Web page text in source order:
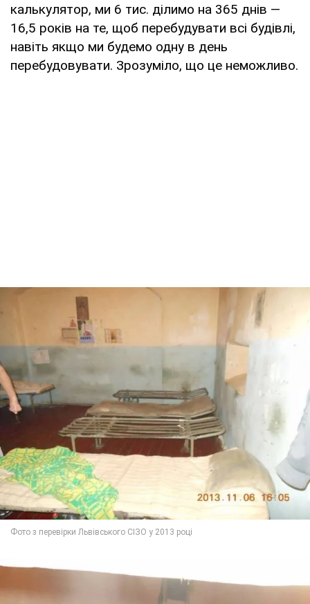
калькулятор, ми 6 тис. ділимо на 365 днів —
16,5 років на те, щоб перебудувати всі будівлі,
навіть якщо ми будемо одну в день
перебудовувати. Зрозуміло, що це неможливо.